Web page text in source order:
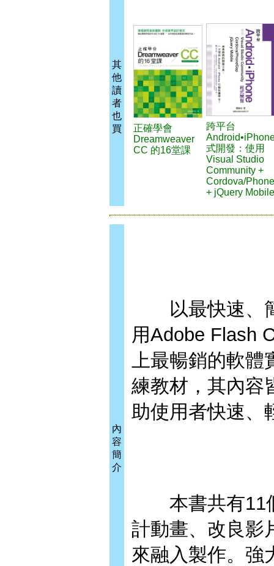
其
他
讀
者
也
買
正確學會
Dreamweaver
CC 的16堂課
跨平台
式開發：使用
Visual Studio
Community +
Cordova/
+ jQuery Mobile
內
容
簡
介
以最快速、簡
用Adobe Flash
上最暢銷的軟體
練教材，其內容
助使用者快速、
本書共有11個
計動畫、改良影
來融入製作。強